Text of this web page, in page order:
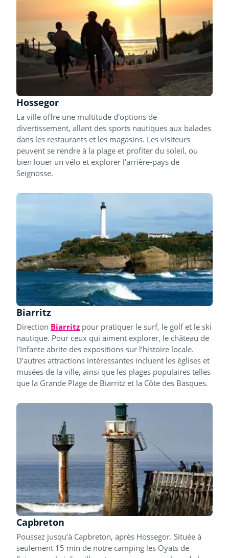
Hossegor
La ville offre une multitude d'options de
divertissement, allant des sports nautiques aux balades
dans les restaurants et les magasins. Les visiteurs
peuvent se rendre à la plage et profiter du soleil, ou
bien louer un vélo et explorer l'arrière-pays de
Seignosse.
Biarritz
Direction Biarritz pour pratiquer le surf, le golf et le ski
nautique. Pour ceux qui aiment explorer, le château de
l'Infante abrite des expositions sur l’histoire locale.
D’autres attractions intéressantes incluent les églises et
musées de la ville, ainsi que les plages populaires telles
que la Grande Plage de Biarritz et la Côte des Basques.
Capbreton
Poussez jusqu’à Capbreton, après Hossegor. Située à
seulement 15 min de notre camping les Oyats de